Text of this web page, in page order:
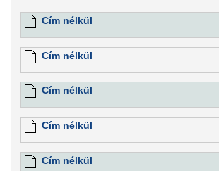
Cím nélkül
Cím nélkül
Cím nélkül
Cím nélkül
Cím nélkül